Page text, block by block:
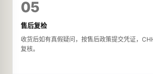
05
售后复检
收货后如有真假疑问，按售后政策提交凭证，
复核。